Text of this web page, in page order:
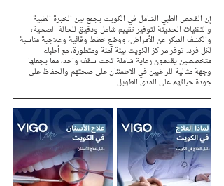
إن الفحص الطبي الشامل في الكويت يجمع بين الخبرة الطبية
والتقنيات الحديثة لتوفير تقييم شامل ودقيق للحالة الصحية،
والكشف المبكر عن الأمراض، ووضع خطط وقائية وعلاجية مناسبة
لكل فرد. توفر مراكز الكويت بيئة آمنة ومتطورة، مع أطباء
متخصصين يقدمون رعاية شاملة تحت سقف واحد، مما يجعلها
وجهة مثالية للراغبين في الاطمئنان على صحتهم والحفاظ على
جودة حياتهم على المدى الطويل.